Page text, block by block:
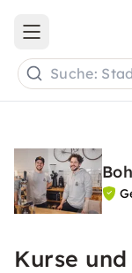
Open main menu
Suche:
Kurse